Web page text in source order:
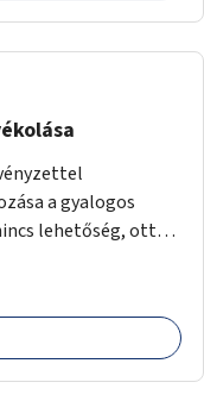
a gyalogos
lehetőség, ott